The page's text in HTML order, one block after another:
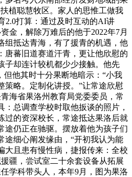
植聪慧牧区。家人的思惟工做我
2.0打算：通过及时互动的AI讲
金，解除万难后的他于2022年7月
组抵达青海，有了援青的机遇，他
唐蕃旧道赛道汗青，更让他欣慰的
子却连计较机都少少接触。他先
但他其时十分果断地暗示：“小我
策略。定制化讲授。”让常途欣慰
海省果洛州教育局党委委员，常
总调查学校时取他扳谈的照片，
过的资深校长，常途抵达果洛后就
途仍正在驰驱。摆放着他为孩子们
途细心阐发缘由，“开初我认为能
大且患有慢性病，捷报传来：全校
疆，尝试室二十余套设备从拓展
学科带头人，本年9月，图为果洛